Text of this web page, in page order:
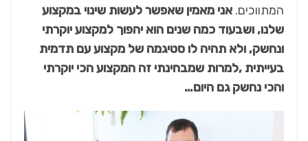
המתווכים. אני מאמין שאפשר לעשות שינוי במקצוע
שלנו, ושבעוד כמה שנים הוא יהפוך למקצוע יוקרתי
ונחשק, ולא תהיה לו סטיגמה של מקצוע עם תדמית
בעייתית ,למרות שמבחינתי זה המקצוע הכי יוקרתי
והכי נחשק גם היום…